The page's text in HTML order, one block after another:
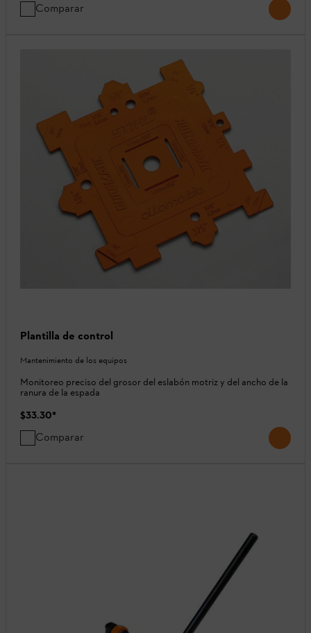
Comparar
Plantilla de control
Mantenimiento de los equipos
Monitoreo preciso del grosor del eslabón motriz y del ancho de la
ranura de la espada
$33.30*
Comparar